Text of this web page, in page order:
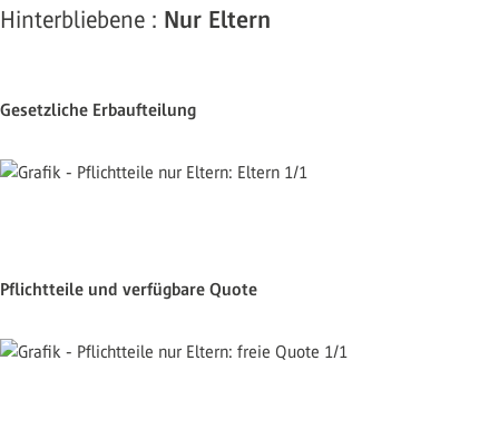
Hinterbliebene : Nur Eltern
Gesetzliche Erbaufteilung
Pflichtteile und verfügbare Quote